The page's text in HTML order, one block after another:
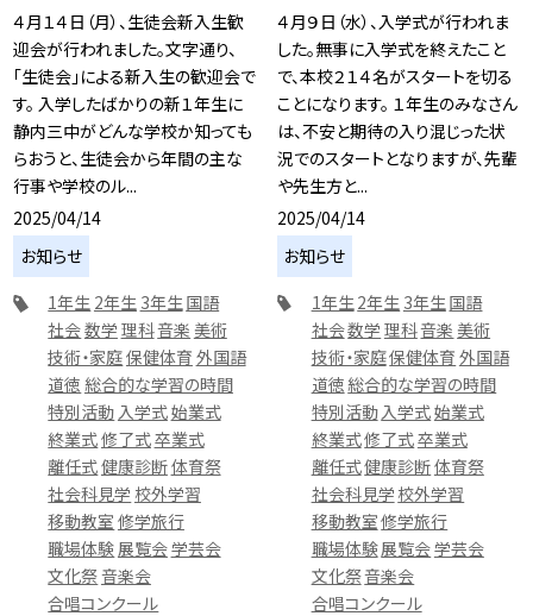
４月１４日（月）、生徒会新入生歓
迎会が行われました。文字通り、
「生徒会」による新入生の歓迎会で
す。 入学したばかりの新１年生に
静内三中がどんな学校か知っても
らおうと、生徒会から年間の主な
行事や学校のル...
2025/04/14
お知らせ
1年生 2年生 3年生 国語
社会数学 理科音楽 美術
技術・家庭保健体育 外国語
道徳 総合的な学習の時間
特別活動 入学式始業式
終業式修了式卒業式
離任式健康診断体育祭
社会科見学 校外学習
移動教室 修学旅行
職場体験 展覧会学芸会
文化祭音楽会
合唱コンクール
４月９日（水）、入学式が行われま
した。無事に入学式を終えたこと
で、本校２１４名がスタートを切る
ことになります。 １年生のみなさん
は、不安と期待の入り混じった状
況でのスタートとなりますが、先輩
や先生方と...
2025/04/14
お知らせ
1年生 2年生 3年生 国語
社会数学 理科音楽 美術
技術・家庭保健体育 外国語
道徳総合的な学習の時間
特別活動 入学式始業式
終業式修了式卒業式
離任式健康診断体育祭
社会科見学 校外学習
移動教室修学旅行
職場体験展覧会学芸会
文化祭音楽会
合唱コンクール